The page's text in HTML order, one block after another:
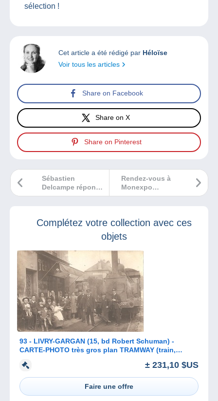
sélection !
Cet article a été rédigé par Héloïse
Voir tous les articles
Share on Facebook
Share on X
Share on Pinterest
Rendez-vous à
Monexpo
Bagnolet !
Sébastien
Delcampe répond
à vos questions le
Complétez votre collection avec ces
objets
93 - LIVRY-GARGAN (15, bd Robert Schuman) -
CARTE-PHOTO très gros plan TRAMWAY (train,
± 231,10 $US
Faire une offre